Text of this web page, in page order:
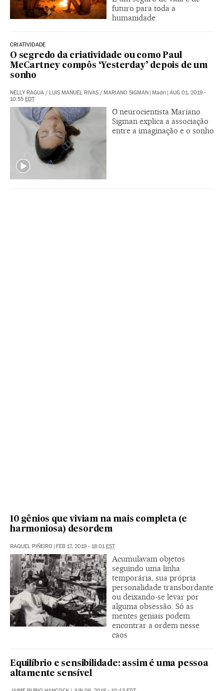
futuro para toda a
humanidade
CRIATIVIDADE
O segredo da criatividade ou como Paul
McCartney compôs ‘Yesterday’ depois de um
sonho
NELLY RAGUA / LUIS MANUEL RIVAS / MARIANO SIGMAN | Madri | AUG 01, 2019 -
10:55 EDT
O neurocientista Mariano
Sigman explica a associação
entre a imaginação e o sonho
10 gênios que viviam na mais completa (e
harmoniosa) desordem
RAQUEL PIÑEIRO | FEB 17, 2019 - 18:01EST
Acumulavam objetos
seguindo uma linha
temporária, sua própria
personalidade transbordante
ou deixando-se levar por
alguma obsessão. Só as
mentes geniais podem
encontrar a ordem nesse
caos
Equilíbrio e sensibilidade: assim é uma pessoa
altamente sensível